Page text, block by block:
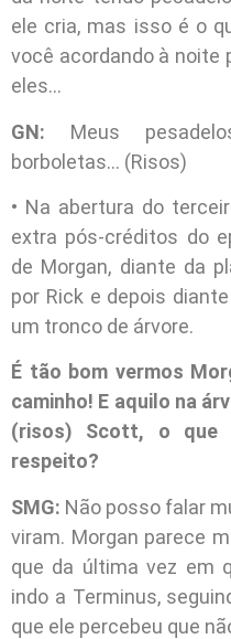
ele cria, mas isso é o
você acordando à noite
eles…
GN: Meus
borboletas… (Risos)
• Na abertura do
extra pós-créditos do
de Morgan, diante da
por Rick e depois
um tronco de árvore.
É tão bom vermos
caminho! E aquilo na
(risos) Scott, o que
respeito?
SMG: Não posso falar
viram. Morgan parece
que da última vez em
indo a Terminus,
que ele percebeu que